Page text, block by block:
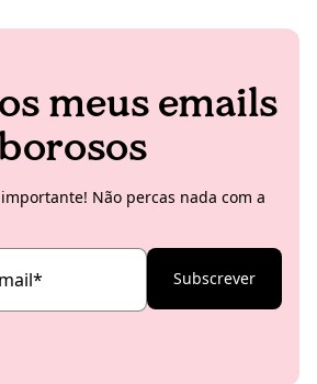
meus emails
Não percas nada com a
* Subscrever